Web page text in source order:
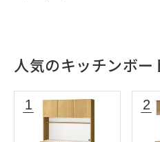
人気のキッチンボー